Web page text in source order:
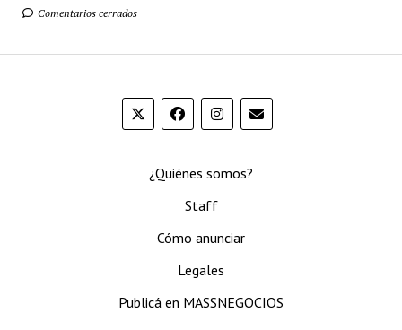
Comentarios cerrados
¿Quiénes somos?
Staff
Cómo anunciar
Legales
Publicá en MASSNEGOCIOS